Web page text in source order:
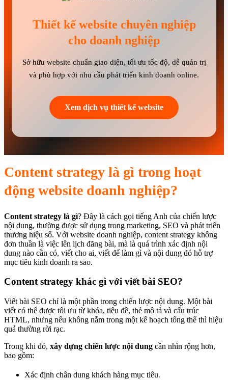
Thiết kế website chuyên nghiệp
cho doanh nghiệp
Sở hữu website chuẩn giao diện, tối ưu tốc độ, dễ quản trị
và phù hợp với nhu cầu phát triển kinh doanh online.
Xem dịch vụ thiết kế website
Content strategy là gì trong hoạt
động website doanh nghiệp?
Content strategy là gì? Đây là cách gọi tiếng Anh của chiến lược
nội dung, thường được sử dụng trong marketing, SEO và phát triển
thương hiệu số. Với website doanh nghiệp, content strategy không
đơn thuần là việc lên lịch đăng bài, mà là quá trình xác định nội
dung nào cần có, viết cho ai, viết để làm gì và nội dung đó hỗ trợ
mục tiêu kinh doanh ra sao.
Content strategy khác gì với viết bài SEO?
Viết bài SEO chỉ là một phần trong chiến lược nội dung. Một bài
viết có thể được tối ưu từ khóa, tiêu đề, thẻ mô tả và cấu trúc
HTML, nhưng nếu không nằm trong một kế hoạch tổng thể thì hiệu
quả thường rời rạc.
Trong khi đó, xây dựng chiến lược nội dung cần nhìn rộng hơn,
bao gồm:
Xác định chân dung khách hàng mục tiêu.